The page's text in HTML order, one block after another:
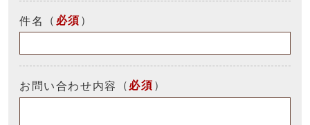
件名 （ 必須 ）
お問い合わせ内容 （ 必須 ）